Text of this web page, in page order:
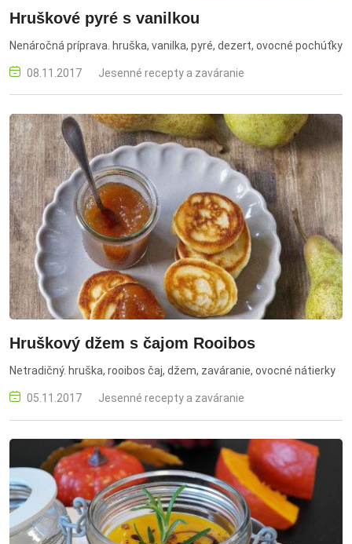
Hruškové pyré s vanilkou
Nenáročná príprava. hruška, vanilka, pyré, dezert, ovocné pochúťky
08.11.2017 Jesenné recepty a zaváranie
Hruškový džem s čajom Rooibos
Netradičný. hruška, rooibos čaj, džem, zaváranie, ovocné nátierky
05.11.2017 Jesenné recepty a zaváranie